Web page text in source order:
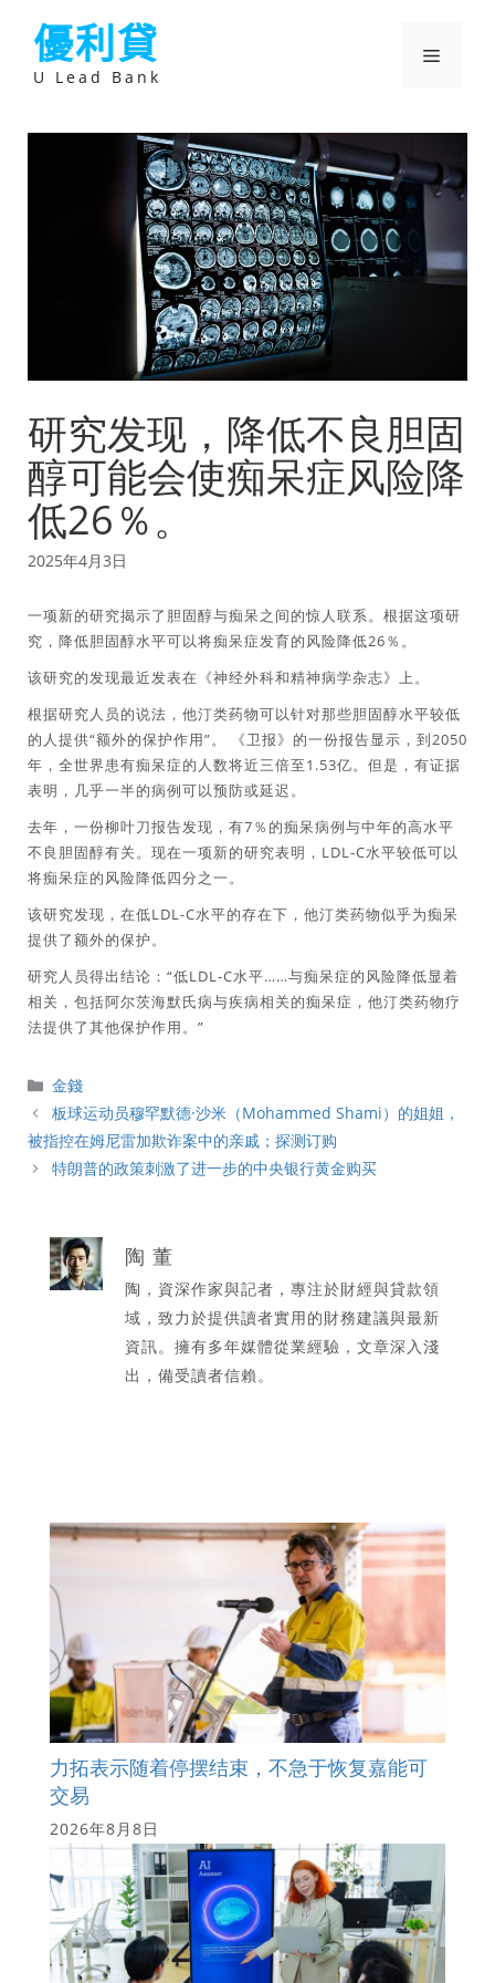
優利貸
U Lead Bank
選
研究发现，降低不良胆固
醇可能会使痴呆症风险降
低26％。
2025年4月3日
一项新的研究揭示了胆固醇与痴呆之间的惊人联系。根据这项研
究，降低胆固醇水平可以将痴呆症发育的风险降低26％。
该研究的发现最近发表在《神经外科和精神病学杂志》上。
根据研究人员的说法，他汀类药物可以针对那些胆固醇水平较低
的人提供“额外的保护作用”。 《卫报》的一份报告显示，到2050
年，全世界患有痴呆症的人数将近三倍至1.53亿。但是，有证据
表明，几乎一半的病例可以预防或延迟。
去年，一份柳叶刀报告发现，有7％的痴呆病例与中年的高水平
不良胆固醇有关。现在一项新的研究表明，LDL-C水平较低可以
将痴呆症的风险降低四分之一。
该研究发现，在低LDL-C水平的存在下，他汀类药物似乎为痴呆
提供了额外的保护。
研究人员得出结论：“低LDL-C水平……与痴呆症的风险降低显着
相关，包括阿尔茨海默氏病与疾病相关的痴呆症，他汀类药物疗
法提供了其他保护作用。”
分
類
金錢
板球运动员穆罕默德·沙米（Mohammed Shami）的姐姐，
被指控在姆尼雷加欺诈案中的亲戚；探测订购
特朗普的政策刺激了进一步的中央银行黄金购买
陶 董
陶，資深作家與記者，專注於財經與貸款領
域，致力於提供讀者實用的財務建議與最新
資訊。擁有多年媒體從業經驗，文章深入淺
出，備受讀者信賴。
力拓表示随着停摆结束，不急于恢复嘉能可
交易
2026年8月8日